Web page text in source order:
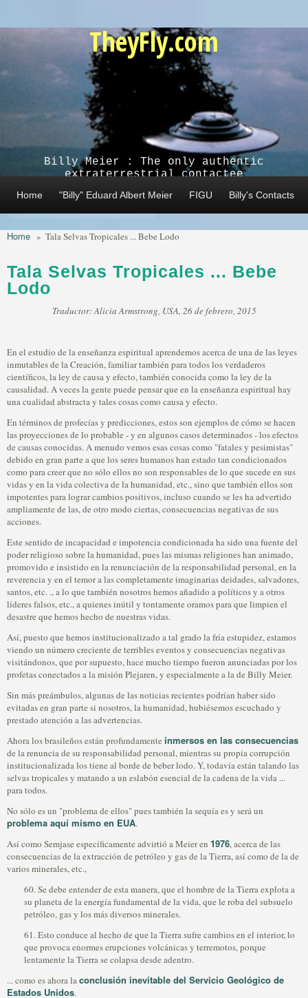
TheyFly.com
Billy Meier : The only authentic
extraterrestrial contactee
Home "Billy" Eduard Albert Meier FIGU Billy's Contacts
Home » Tala Selvas Tropicales ... Bebe Lodo
Tala Selvas Tropicales ... Bebe
Lodo
Traductor: Alicia Armstrong, USA, 26 de febrero, 2015
En el estudio de la enseñanza espiritual aprendemos acerca de una de las leyes
inmutables de la Creación, familiar también para todos los verdaderos
científicos, la ley de causa y efecto, también conocida como la ley de la
causalidad. A veces la gente puede pensar que en la enseñanza espiritual hay
una cualidad abstracta y tales cosas como causa y efecto.
En términos de profecías y predicciones, estos son ejemplos de cómo se hacen
las proyecciones de lo probable - y en algunos casos determinados - los efectos
de causas conocidas. A menudo vemos esas cosas como "fatales y pesimistas"
debido en gran parte a que los seres humanos han estado tan condicionados
como para creer que no sólo ellos no son responsables de lo que sucede en sus
vidas y en la vida colectiva de la humanidad, etc., sino que también ellos son
impotentes para lograr cambios positivos, incluso cuando se les ha advertido
ampliamente de las, de otro modo ciertas, consecuencias negativas de sus
acciones.
Este sentido de incapacidad e impotencia condicionada ha sido una fuente del
poder religioso sobre la humanidad, pues las mismas religiones han animado,
promovido e insistido en la renunciación de la responsabilidad personal, en la
reverencia y en el temor a las completamente imaginarias deidades, salvadores,
santos, etc. ., a lo que también nosotros hemos añadido a políticos y a otros
líderes falsos, etc., a quienes inútil y tontamente oramos para que limpien el
desastre que hemos hecho de nuestras vidas.
Así, puesto que hemos institucionalizado a tal grado la fría estupidez, estamos
viendo un número creciente de terribles eventos y consecuencias negativas
visitándonos, que por supuesto, hace mucho tiempo fueron anunciadas por los
profetas conectados a la misión Plejaren, y especialmente a la de Billy Meier.
Sin más preámbulos, algunas de las noticias recientes podrían haber sido
evitadas en gran parte si nosotros, la humanidad, hubiésemos escuchado y
prestado atención a las advertencias.
Ahora los brasileños están profundamente inmersos en las consecuencias
de la renuncia de su responsabilidad personal, mientras su propia corrupción
institucionalizada los tiene al borde de beber lodo. Y, todavía están talando las
selvas tropicales y matando a un eslabón esencial de la cadena de la vida ...
para todos.
No sólo es un "problema de ellos" pues también la sequía es y será un
problema aquí mismo en EUA.
Así como Semjase específicamente advirtió a Meier en 1976, acerca de las
consecuencias de la extracción de petróleo y gas de la Tierra, así como de la de
varios minerales, etc.,
60. Se debe entender de esta manera, que el hombre de la Tierra explota a
su planeta de la energía fundamental de la vida, que le roba del subsuelo
petróleo, gas y los más diversos minerales.
61. Esto conduce al hecho de que la Tierra sufre cambios en el interior, lo
que provoca enormes erupciones volcánicas y terremotos, porque
lentamente la Tierra se colapsa desde adentro.
... como es ahora laconclusión inevitable del Servicio Geológico de
Estados Unidos.